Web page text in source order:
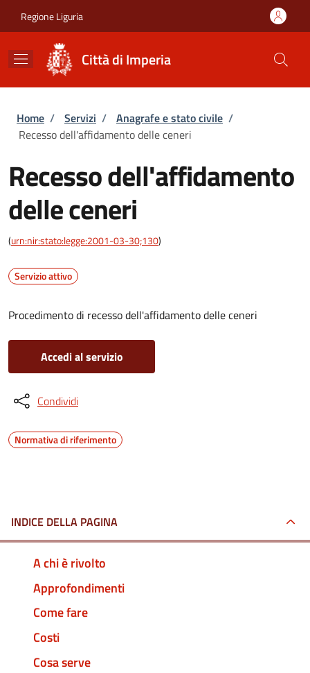
Regione Liguria
Città di Imperia
Briciole di pane
Home / Servizi / Anagrafe e stato civile /
Recesso dell'affidamento delle ceneri
Recesso dell'affidamento
delle ceneri
(urn:nir:stato:legge:2001-03-30;130)
Servizio attivo
Procedimento di recesso dell'affidamento delle ceneri
Accedi al servizio
Condividi
Normativa di riferimento
INDICE DELLA PAGINA
A chi è rivolto
Approfondimenti
Come fare
Costi
Cosa serve